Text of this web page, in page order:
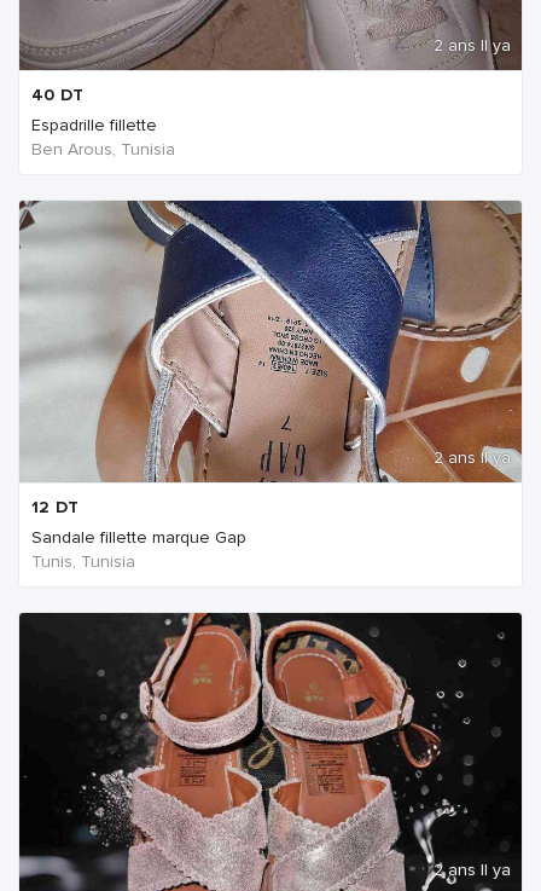
2 ans Il ya
40 DT
Espadrille fillette
Ben Arous, Tunisia
2 ans Il ya
12 DT
Sandale fillette marque Gap
Tunis, Tunisia
2 ans Il ya